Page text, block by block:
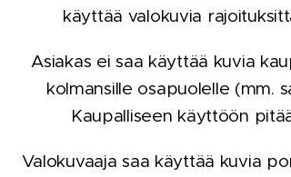
käyttää valokuvia
Asiakas ei saa käyttää kuvia
kolmansille osapuolelle (mm.
Kaupalliseen käyttöön
Valokuvaaja saa käyttää kuvia